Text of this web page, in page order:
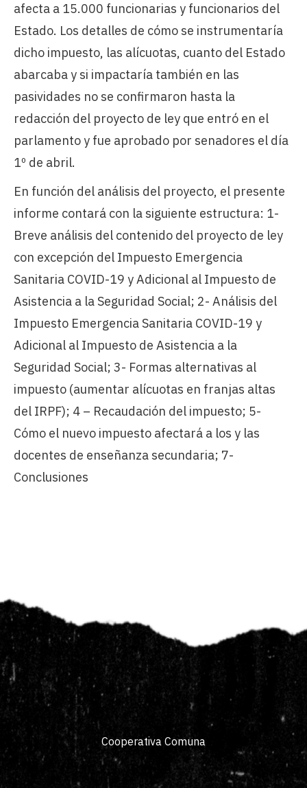
afecta a 15.000 funcionarias y funcionarios del
Estado. Los detalles de cómo se instrumentaría
dicho impuesto, las alícuotas, cuanto del Estado
abarcaba y si impactaría también en las
pasividades no se confirmaron hasta la
redacción del proyecto de ley que entró en el
parlamento y fue aprobado por senadores el día
1º de abril.
En función del análisis del proyecto, el presente
informe contará con la siguiente estructura: 1-
Breve análisis del contenido del proyecto de ley
con excepción del Impuesto Emergencia
Sanitaria COVID-19 y Adicional al Impuesto de
Asistencia a la Seguridad Social; 2- Análisis del
Impuesto Emergencia Sanitaria COVID-19 y
Adicional al Impuesto de Asistencia a la
Seguridad Social; 3- Formas alternativas al
impuesto (aumentar alícuotas en franjas altas
del IRPF); 4 – Recaudación del impuesto; 5-
Cómo el nuevo impuesto afectará a los y las
docentes de enseñanza secundaria; 7-
Conclusiones
Cooperativa Comuna